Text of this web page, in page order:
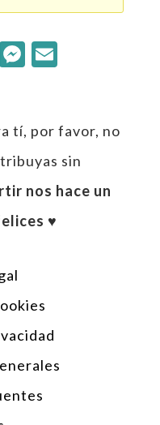
Messenger
Email
tí, por favor, no
sin
nos hace un
♥︎